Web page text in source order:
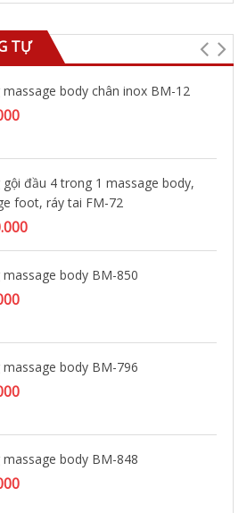
TỰ
massage body chân inox BM-12
gội đầu 4 trong 1 massage body,
foot, ráy tai FM-72
body BM-850
body BM-796
body BM-848